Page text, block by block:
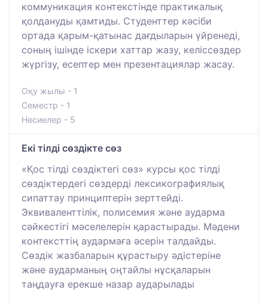
коммуникация контекстінде практикалық
қолдануды қамтиды. Студенттер кәсіби
ортада қарым-қатынас дағдыларын үйренеді,
соның ішінде іскери хаттар жазу, келіссөздер
жүргізу, есептер мен презентациялар жасау.
Оқу жылы - 1
Семестр - 1
Несиелер - 5
Екі тілді сөздікте сөз
«Қос тілді сөздіктегі сөз» курсы қос тілді
сөздіктердегі сөздерді лексикографиялық
сипаттау принциптерін зерттейді.
Эквиваленттілік, полисемия және аударма
сәйкестігі мәселелерін қарастырады. Мәдени
контексттің аудармаға әсерін талдайды.
Сөздік жазбаларын құрастыру әдістеріне
және аударманың оңтайлы нұсқаларын
таңдауға ерекше назар аударылады